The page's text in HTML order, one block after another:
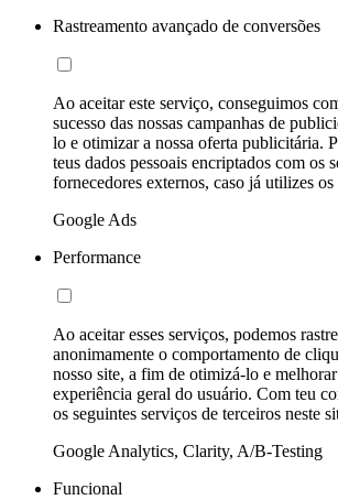
Rastreamento avançado de conversões
Ao aceitar este serviço, conseguimos
sucesso das nossas campanhas de
lo e otimizar a nossa oferta publicitária.
teus dados pessoais encriptados com os
fornecedores externos, caso já utilizes os
Google Ads
Performance
Ao aceitar esses serviços, podemos
anonimamente o comportamento de
nosso site, a fim de otimizá-lo e
experiência geral do usuário. Com teu
os seguintes serviços de terceiros neste
Google Analytics, Clarity, A/B-Testing
Funcional